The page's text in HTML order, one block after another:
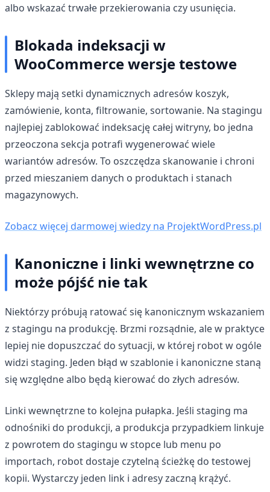
albo wskazać trwałe przekierowania czy usunięcia.
Blokada indeksacji w
WooCommerce wersje testowe
Sklepy mają setki dynamicznych adresów koszyk,
zamówienie, konta, filtrowanie, sortowanie. Na stagingu
najlepiej zablokować indeksację całej witryny, bo jedna
przeoczona sekcja potrafi wygenerować wiele
wariantów adresów. To oszczędza skanowanie i chroni
przed mieszaniem danych o produktach i stanach
magazynowych.
Zobacz więcej darmowej wiedzy na ProjektWordPress.pl
Kanoniczne i linki wewnętrzne co
może pójść nie tak
Niektórzy próbują ratować się kanonicznym wskazaniem
z stagingu na produkcję. Brzmi rozsądnie, ale w praktyce
lepiej nie dopuszczać do sytuacji, w której robot w ogóle
widzi staging. Jeden błąd w szablonie i kanoniczne staną
się względne albo będą kierować do złych adresów.
Linki wewnętrzne to kolejna pułapka. Jeśli staging ma
odnośniki do produkcji, a produkcja przypadkiem linkuje
z powrotem do stagingu w stopce lub menu po
importach, robot dostaje czytelną ścieżkę do testowej
kopii. Wystarczy jeden link i adresy zaczną krążyć.